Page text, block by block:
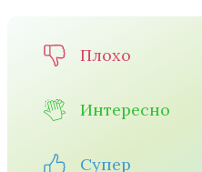
Плохо
Интересно
Супер